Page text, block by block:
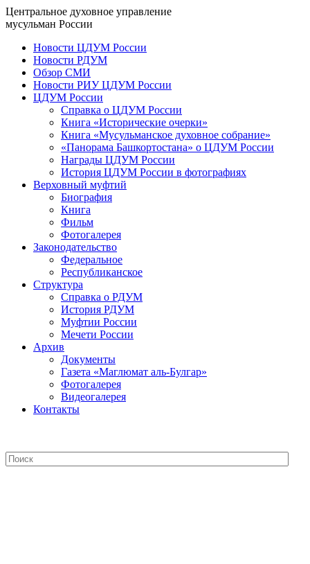
Центральное духовное управление
мусульман России
Новости ЦДУМ России
Новости РДУМ
Обзор СМИ
Новости РИУ ЦДУМ России
ЦДУМ России
Справка о ЦДУМ России
Книга «Исторические очерки»
Книга «Мусульманское духовное собрание»
«Панорама Башкортостана» о ЦДУМ России
Награды ЦДУМ России
История ЦДУМ России в фотографиях
Верховный муфтий
Биография
Книга
Фильм
Фотогалерея
Законодательство
Федеральное
Республиканское
Структура
Справка о РДУМ
История РДУМ
Муфтии России
Мечети России
Архив
Документы
Газета «Маглюмат аль-Булгар»
Фотогалерея
Видеогалерея
Контакты